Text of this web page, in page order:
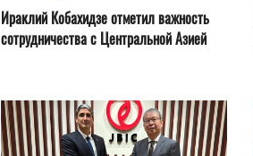
Ираклий Кобахидзе отметил важность
сотрудничества с Центральной Азией